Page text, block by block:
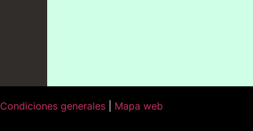
Condiciones generales| Mapa web